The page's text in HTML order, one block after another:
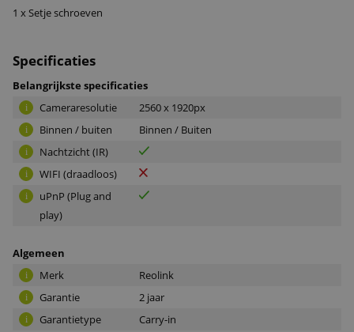
1 x Setje schroeven
Specificaties
Belangrijkste specificaties
i Cameraresolutie 2560 x 1920px
i Binnen / buiten Binnen / Buiten
i Nachtzicht (IR)
i WIFI (draadloos)
i
uPnP (Plug and
play)
Algemeen
i Merk Reolink
i Garantie 2 jaar
i Garantietype Carry-in